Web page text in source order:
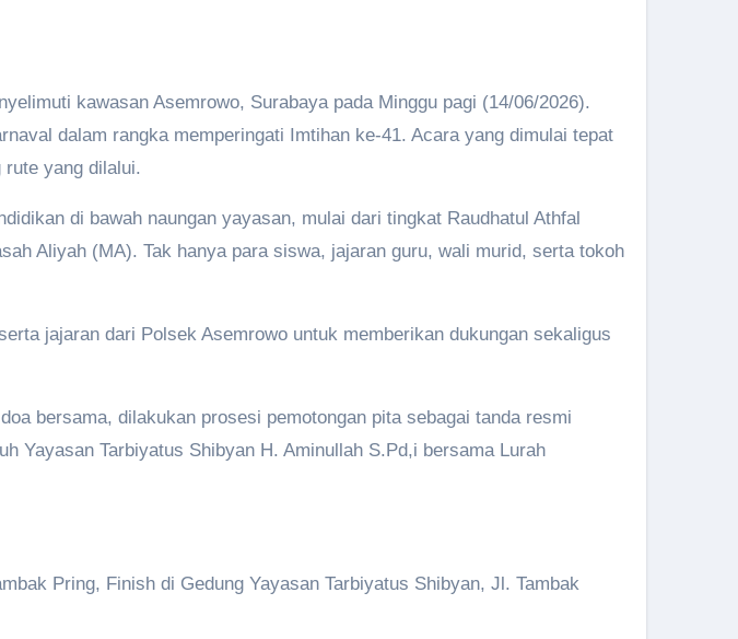
kawasan Asemrowo, Surabaya pada Minggu pagi (14/06/2026).
dalam rangka memperingati Imtihan ke-41. Acara yang dimulai tepat
yang dilalui.
di bawah naungan yayasan, mulai dari tingkat Raudhatul Athfal
Aliyah (MA). Tak hanya para siswa, jajaran guru, wali murid, serta tokoh
jajaran dari Polsek Asemrowo untuk memberikan dukungan sekaligus
bersama, dilakukan prosesi pemotongan pita sebagai tanda resmi
Yayasan Tarbiyatus Shibyan H. Aminullah S.Pd,i bersama Lurah
Pring, Finish di Gedung Yayasan Tarbiyatus Shibyan, Jl. Tambak